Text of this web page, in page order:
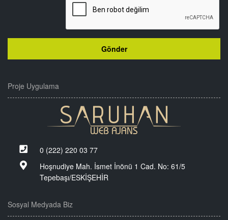
Proje Uygulama
0 (222) 220 03 77
Hoşnudiye Mah. İsmet İnönü 1 Cad. No: 61/5
Tepebaşı/ESKİŞEHİR
Sosyal Medyada Biz